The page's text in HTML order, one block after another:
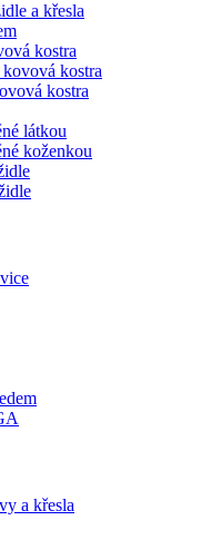
a křesla
kostra
kostra
kostra
látkou
koženkou
a křesla